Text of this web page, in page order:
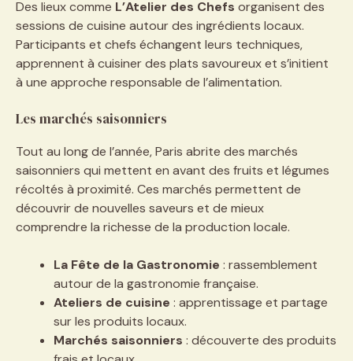
Des lieux comme L’Atelier des Chefs organisent des
sessions de cuisine autour des ingrédients locaux.
Participants et chefs échangent leurs techniques,
apprennent à cuisiner des plats savoureux et s’initient
à une approche responsable de l’alimentation.
Les marchés saisonniers
Tout au long de l’année, Paris abrite des marchés
saisonniers qui mettent en avant des fruits et légumes
récoltés à proximité. Ces marchés permettent de
découvrir de nouvelles saveurs et de mieux
comprendre la richesse de la production locale.
La Fête de la Gastronomie : rassemblement
autour de la gastronomie française.
Ateliers de cuisine : apprentissage et partage
sur les produits locaux.
Marchés saisonniers : découverte des produits